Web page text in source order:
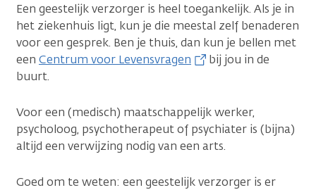
Een geestelijk verzorger is heel toegankelijk. Als je in
het ziekenhuis ligt, kun je die meestal zelf benaderen
voor een gesprek. Ben je thuis, dan kun je bellen met
een Centrum voor Levensvragen
bij jou in de
buurt.
Voor een (medisch) maatschappelijk werker,
psycholoog, psychotherapeut of psychiater is (bijna)
altijd een verwijzing nodig van een arts.
Goed om te weten: een geestelijk verzorger is er